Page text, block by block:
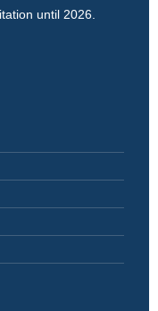
until 2026.